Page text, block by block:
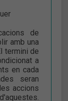
de
amb una
termini de
a
en cada
seran
accions